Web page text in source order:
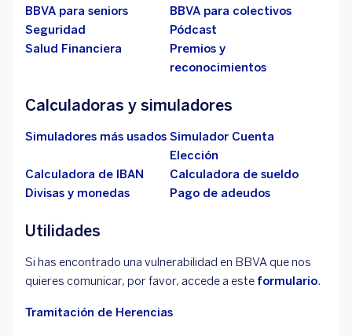
BBVA para seniors
BBVA para colectivos
Seguridad
Pódcast
Salud Financiera
Premios y
reconocimientos
Calculadoras y simuladores
Simuladores más usados Simulador Cuenta
Elección
Calculadora de IBAN
Calculadora de sueldo
Divisas y monedas
Pago de adeudos
Utilidades
Si has encontrado una vulnerabilidad en BBVA que nos
quieres comunicar, por favor, accede a este formulario.
Tramitación de Herencias